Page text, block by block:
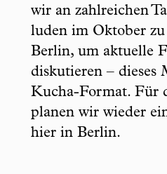
wir an zahlreichen
luden im Oktober
Berlin, um aktuelle
diskutieren – dieses
Kucha-Format. Für
planen wir wieder
hier in Berlin.